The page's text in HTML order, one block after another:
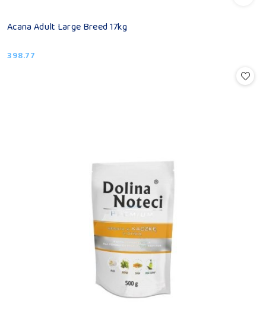
Acana Adult Large Breed 17kg
Cena:
398.77